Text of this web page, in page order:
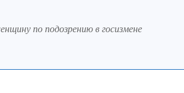
по подозрению в госизмене